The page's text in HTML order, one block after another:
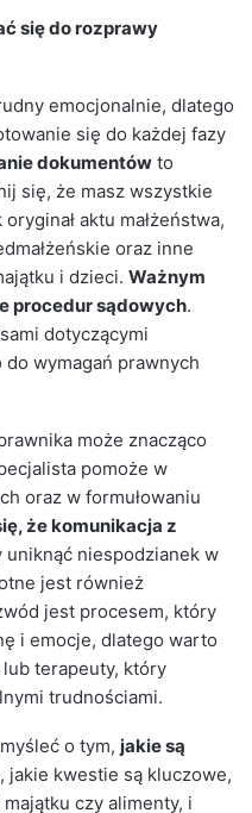
się do rozprawy
emocjonalnie, dlatego
się do każdej fazy
dokumentów to
się, że masz wszystkie
aktu małżeństwa,
oraz inne
i dzieci. Ważnym
procedur sądowych.
dotyczącymi
wymagań prawnych
może znacząco
pomoże w
oraz w formułowaniu
że komunikacja z
uniknąć niespodzianek w
jest również
jest procesem, który
i emocje, dlatego warto
terapeuty, który
trudnościami.
o tym, jakie są
jakie kwestie są kluczowe,
czy alimenty, i